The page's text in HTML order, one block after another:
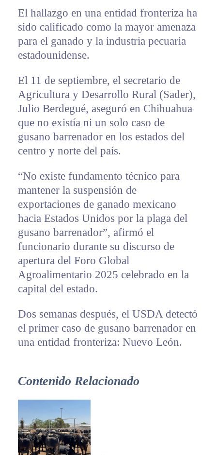
El hallazgo en una entidad fronteriza ha
sido calificado como la mayor amenaza
para el ganado y la industria pecuaria
estadounidense.
El 11 de septiembre, el secretario de
Agricultura y Desarrollo Rural (Sader),
Julio Berdegué, aseguró en Chihuahua
que no existía ni un solo caso de
gusano barrenador en los estados del
centro y norte del país.
“No existe fundamento técnico para
mantener la suspensión de
exportaciones de ganado mexicano
hacia Estados Unidos por la plaga del
gusano barrenador”, afirmó el
funcionario durante su discurso de
apertura del Foro Global
Agroalimentario 2025 celebrado en la
capital del estado.
Dos semanas después, el USDA detectó
el primer caso de gusano barrenador en
una entidad fronteriza: Nuevo León.
Contenido Relacionado